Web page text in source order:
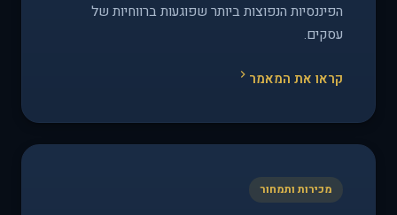
הפיננסיות הנפוצות ביותר שפוגעות ברווחיות של
עסקים.
קראו את המאמר
מכירות ותמחור